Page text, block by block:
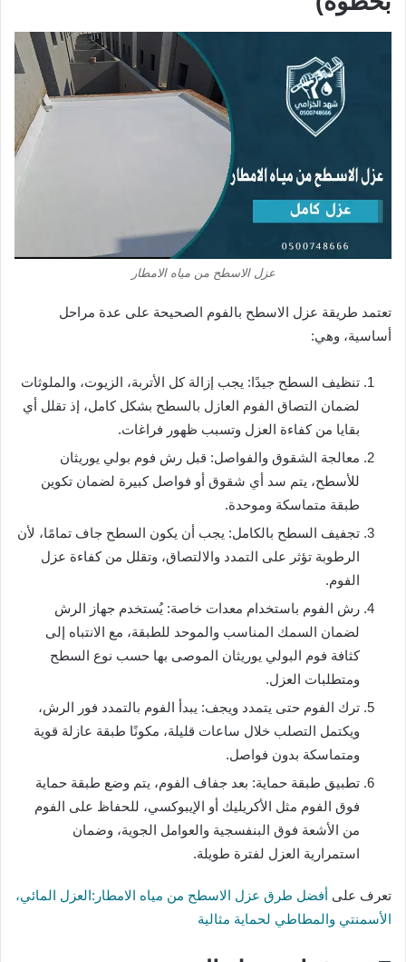
عزل الاسطح من مياه الامطار
تعتمد طريقة عزل الاسطح بالفوم الصحيحة على عدة مراحل
أساسية، وهي:
تنظيف السطح جيدًا: يجب إزالة كل الأتربة، الزيوت، والملوثات
لضمان التصاق الفوم العازل بالسطح بشكل كامل، إذ تقلل أي
بقايا من كفاءة العزل وتسبب ظهور فراغات.
معالجة الشقوق والفواصل: قبل رش فوم بولي يوريثان
للأسطح، يتم سد أي شقوق أو فواصل كبيرة لضمان تكوين
طبقة متماسكة وموحدة.
تجفيف السطح بالكامل: يجب أن يكون السطح جاف تمامًا، لأن
الرطوبة تؤثر على التمدد والالتصاق، وتقلل من كفاءة عزل
الفوم.
رش الفوم باستخدام معدات خاصة: يُستخدم جهاز الرش
لضمان السمك المناسب والموحد للطبقة، مع الانتباه إلى
كثافة فوم البولي يوريثان الموصى بها حسب نوع السطح
ومتطلبات العزل.
ترك الفوم حتى يتمدد ويجف: يبدأ الفوم بالتمدد فور الرش،
ويكتمل التصلب خلال ساعات قليلة، مكونًا طبقة عازلة قوية
ومتماسكة بدون فواصل.
تطبيق طبقة حماية: بعد جفاف الفوم، يتم وضع طبقة حماية
فوق الفوم مثل الأكريليك أو الإيبوكسي، للحفاظ على الفوم
من الأشعة فوق البنفسجية والعوامل الجوية، وضمان
استمرارية العزل لفترة طويلة.
تعرف على أفضل طرق عزل الاسطح من مياه الامطار:العزل المائي،
الأسمنتي والمطاطي لحماية مثالية